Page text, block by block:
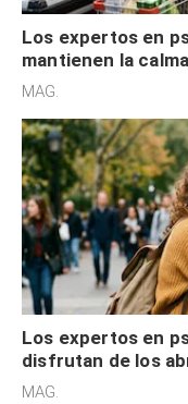
Los expertos en
mantienen la
cognitiva, gratitud
MAG.
Los expertos en
disfrutan de los
sensibilidad a los
MAG.